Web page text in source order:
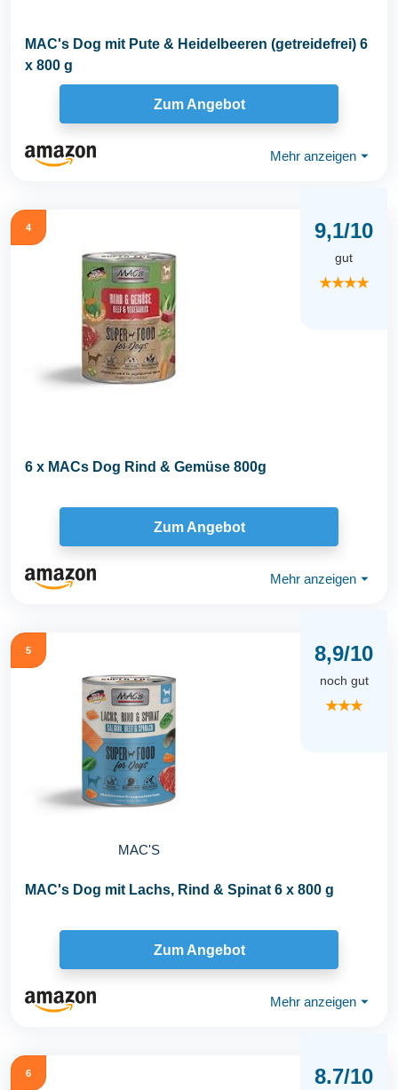
MAC's Dog mit Pute & Heidelbeeren (getreidefrei) 6
x 800 g
Zum Angebot
Mehr anzeigen ⏷
4 9,1/10
gut
★★★★
6 x MACs Dog Rind & Gemüse 800g
Zum Angebot
Mehr anzeigen ⏷
5
MAC'S
8,9/10
noch gut
★★★
MAC's Dog mit Lachs, Rind & Spinat 6 x 800 g
Zum Angebot
Mehr anzeigen ⏷
6 8.7/10